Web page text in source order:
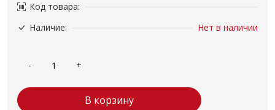
Код товара:
Наличие:
Нет в наличии
В корзину